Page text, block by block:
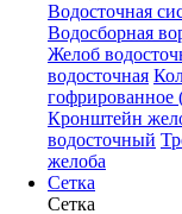
Водосточная
Водосборная
Желоб
водосточная
гофрированное
Кронштейн
водосточный
желоба
Сетка
Сетка